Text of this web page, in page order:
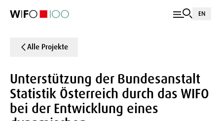
EN
Alle Projekte
Unterstützung der Bundesanstalt
Statistik Österreich durch das WIFO
bei der Entwicklung eines